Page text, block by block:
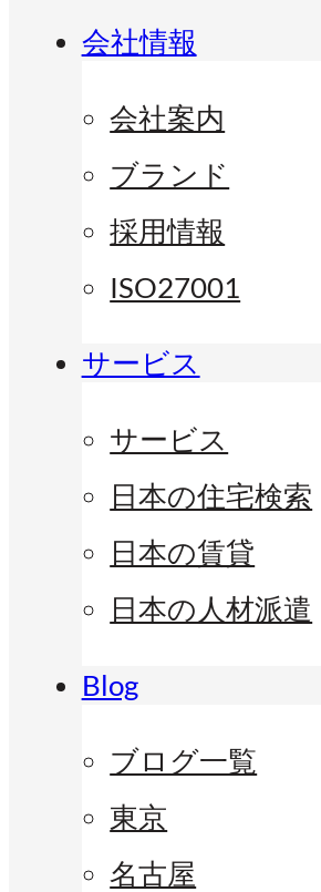
会社情報
会社案内
ブランド
採用情報
ISO27001
サービス
サービス
日本の住宅検索
日本の賃貸
日本の人材派遣
Blog
ブログ一覧
東京
名古屋